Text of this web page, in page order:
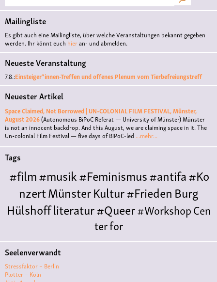
Mailingliste
Es gibt auch eine Mailingliste, über welche Veranstaltungen bekannt gegeben
werden. Ihr könnt euch hieran- und abmelden.
Neueste Veranstaltung
7.8.:Einsteiger*innen-Treffen und offenes Plenum vom Tierbefreiungstreff
Neuester Artikel
Space Claimed, Not Borrowed | UN•COLONIAL FILM FESTIVAL, Münster,
August 2026(Autonomous BiPoC Referat — University of Münster)Münster
is not an innocent backdrop. And this August, we are claiming space in it. The
Un•colonial Film Festival — five days of BiPoC-led ...mehr...
Tags
#film#musik#Feminismus#antifa#Ko
nzertMünsterKultur#FriedenBurg
Hülshoffliteratur#Queer#WorkshopCen
ter for
LiteraturePolyamoriePolytreff#liveKonzert
Polyamorietreff
Monogamie
Seelenverwandt
Stressfaktor – Berlin
Plotter – Köln